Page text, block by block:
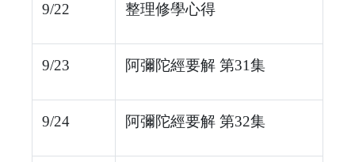
9/22 整理修學心得
9/23 阿彌陀經要解 第31集
9/24 阿彌陀經要解 第32集